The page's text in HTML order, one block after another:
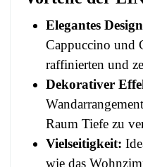
Elegantes
Cappuccino und
raffinierten und
Dekorativer
Raum Tiefe zu
Vielseitigkeit:
wie das